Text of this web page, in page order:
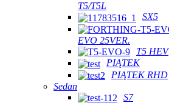
T5/T5L
SX5
EVO 25VER.
T5 HEV
PIĄTEK
PIĄTEK RHD
Sedan
S7